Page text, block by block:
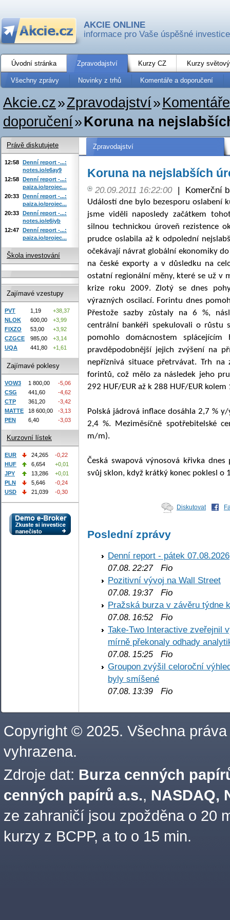
AKCIE ONLINE
informace pro Vaše úspěšné investice
Úvodní stránka Zpravodajství Kurzy CZ Kurzy
Všechny zprávy Novinky z trhů Komentáře a doporučení
Akcie.cz»Zpravodajství»
doporučení»Koruna na
Zpravodajství
Koruna na nejslabších
20.09.2011 16:22:00 | Komerční
Událostí dne bylo bezesporu oslabení
jsme viděli naposledy začátkem
silnou technickou úroveň rezistence
prudce oslabila až k odpolední
očekávají návrat globální ekonomiky
na české exporty a v důsledku na
ostatní regionální měny, které se už v
krize roku 2009. Zlotý se dnes
výrazných oscilací. Forintu dnes
Přestože sazby zůstaly na 6 %,
centrální bankéři spekulovali o růstu
pomohlo domácnostem
pravděpodobnější jejich zvýšení na
nepříznivá situace přetrvávat. Trh na
forintů, což mělo za následek jeho
292 HUF/EUR až k 288 HUF/EUR
Polská jádrová inflace dosáhla 2,7 %
2,4 %. Meziměsíčně spotřebitelské
m/m).
Česká swapová výnosová křivka
svůj sklon, když krátký konec poklesl o
Diskutovat
Poslední zprávy
Denní report - pátek 07.08.2026
07.08. 22:27Fio
Pozitivní vývoj na Wall Street
07.08. 19:37Fio
Pražská burza v závěru týdne
07.08. 16:52 Fio
Take-Two Interactive zveřejnil
mírně překonaly odhady
07.08. 15:25 Fio
Groupon zvýšil celoroční
byly smíšené
07.08. 13:39 Fio
Právě diskutujete
12:58 Denní report -...:
notes.io/e6ay9
12:58 Denní report -...:
paiza.io/projec...
20:33 Denní report -...:
paiza.io/projec...
20:33 Denní report -...:
notes.io/e6iyb
12:47 Denní report -...:
paiza.io/projec...
Škola investování
Zajímavé vzestupy
PVT 1,19
+38,37
NLOK
600,00
+3,99
FIXZO
53,00
+3,92
CZGCE
985,00
+3,14
UQA
441,80 +1,61
Zajímavé poklesy
VOW3 1 800,00
-5,06
CSG
441,60
-4,62
CTP
361,20
-3,42
MATTE
18 600,00
-3,13
PEN
6,40 -3,03
Kurzovní lístek
EUR 24,265
-0,22
HUF
6,654
+0,01
JPY
13,286
+0,01
PLN
5,646
-0,24
USD
21,039 -0,30
Copyright © 2025. Všechna práva
vyhrazena.
Zdroje dat: Burza cenných
cenných papírů a.s., NASDAQ,
ze zahraničí jsou zpožděna o 20
kurzy z BCPP, a to o 15 min.